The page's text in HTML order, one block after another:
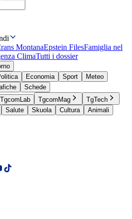
MontanaEpstein FilesFamiglia nel
ClimaTutti i dossier
Economia Sport
Meteo
Schede
TgcomLab TgcomMag
TgTech
Salute Skuola Cultura
Animali